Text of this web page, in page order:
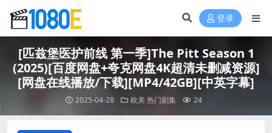
登录
[匹兹堡医护前线 第一季]The Pitt Season 1
(2025)[百度网盘+夸克网盘4K超清未删减资源]
[网盘在线播放/下载][MP4/42GB][中英字幕]
2025-04-28 欧美 热门剧集 24